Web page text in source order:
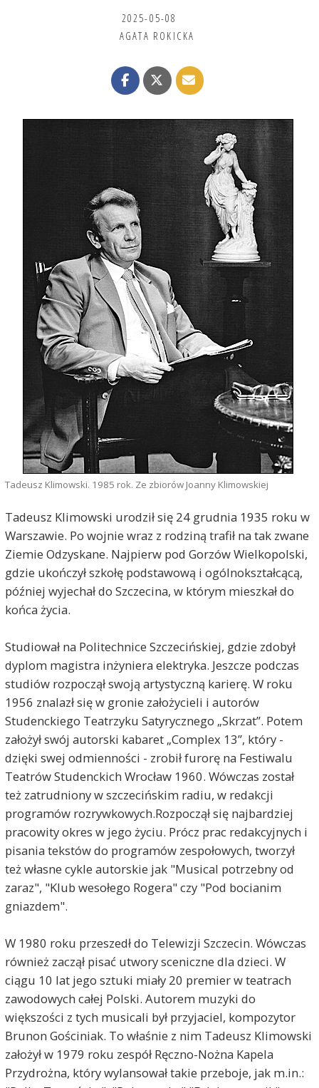
2025-05-08
AGATA ROKICKA
Tadeusz Klimowski. 1985 rok. Ze zbiorów Joanny Klimowskiej
Tadeusz Klimowski urodził się 24 grudnia 1935 roku w
Warszawie. Po wojnie wraz z rodziną trafił na tak zwane
Ziemie Odzyskane. Najpierw pod Gorzów Wielkopolski,
gdzie ukończył szkołę podstawową i ogólnokształcącą,
później wyjechał do Szczecina, w którym mieszkał do
końca życia.
Studiował na Politechnice Szczecińskiej, gdzie zdobył
dyplom magistra inżyniera elektryka. Jeszcze podczas
studiów rozpoczął swoją artystyczną karierę. W roku
1956 znalazł się w gronie założycieli i autorów
Studenckiego Teatrzyku Satyrycznego „Skrzat”. Potem
założył swój autorski kabaret „Complex 13”, który -
dzięki swej odmienności - zrobił furorę na Festiwalu
Teatrów Studenckich Wrocław 1960. Wówczas został
też zatrudniony w szczecińskim radiu, w redakcji
programów rozrywkowych.Rozpoczął się najbardziej
pracowity okres w jego życiu. Prócz prac redakcyjnych i
pisania tekstów do programów zespołowych, tworzył
też własne cykle autorskie jak "Musical potrzebny od
zaraz", "Klub wesołego Rogera" czy "Pod bocianim
gniazdem".
W 1980 roku przeszedł do Telewizji Szczecin. Wówczas
również zaczął pisać utwory sceniczne dla dzieci. W
ciągu 10 lat jego sztuki miały 20 premier w teatrach
zawodowych całej Polski. Autorem muzyki do
większości z tych musicali był przyjaciel, kompozytor
Brunon Gościniak. To właśnie z nim Tadeusz Klimowski
założył w 1979 roku zespół Ręczno-Nożna Kapela
Przydrożna, który wylansował takie przeboje, jak m.in.: